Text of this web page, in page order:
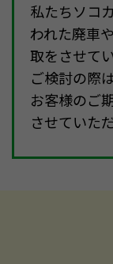
私たちソコ
われた廃車
取をさせて
ご検討の際
お客様のご
させていた